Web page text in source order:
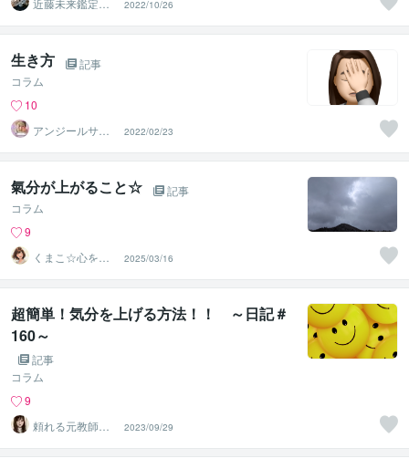
近藤未来鑑定
近藤 光 【移転
済】
2022/10/26
生き方
記事
コラム
10
アンジールサラ
イ・私の家
2022/02/23
氣分が上がること☆
記事
コラム
9
くまこ☆心を温
めるひだまりの
メッセージ
2025/03/16
超簡単！気分を上げる方法！！ ～日記＃
160～
記事
コラム
9
頼れる元教師✨
そら✨寄り添い
人
2023/09/29